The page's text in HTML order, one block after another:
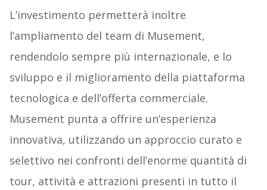
L’investimento permetterà inoltre
l’ampliamento del team di Musement,
rendendolo sempre più internazionale, e lo
sviluppo e il miglioramento della piattaforma
tecnologica e dell’offerta commerciale.
Musement punta a offrire un’esperienza
innovativa, utilizzando un approccio curato e
selettivo nei confronti dell’enorme quantità di
tour, attività e attrazioni presenti in tutto il